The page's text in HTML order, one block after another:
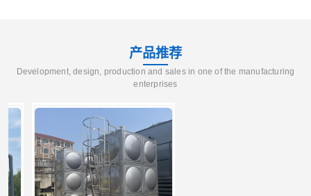
产品推荐
Development, design, production and sales in one of the manufacturing
enterprises